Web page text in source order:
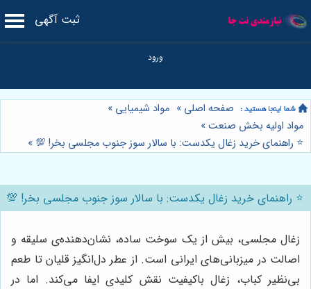
ثبت آگهی
صفحه اصلی » مواد شیمیایی »
مواد اولیه بخش صنعت»
⭐️ راهنمای خرید زغال یکدست: با سالار سوز جنوب مجلسی بخر! 💯 »
⭐️ راهنمای خرید زغال یکدست: با سالار سوز جنوب مجلسی بخر! 💯
زغال مجلسی، بیش از یک سوخت ساده، نشان‌دهنده‌ی سلیقه و
اصالت در میزبانی‌های ایرانی است. از عطر دل‌انگیز قلیان تا طعم
بی‌نظیر کباب، زغال باکیفیت نقش کلیدی ایفا می‌کند. اما در